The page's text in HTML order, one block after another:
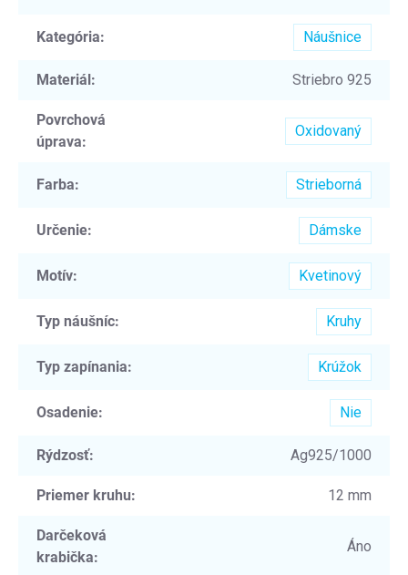
Kategória: Náušnice
Materiál: Striebro 925
Povrchová
úprava:
Oxidovaný
Farba: Strieborná
Určenie: Dámske
Motív: Kvetinový
Typ náušníc: Kruhy
Typ zapínania: Krúžok
Osadenie: Nie
Rýdzosť: Ag925/1000
Priemer kruhu: 12 mm
Darčeková
krabička:
Áno